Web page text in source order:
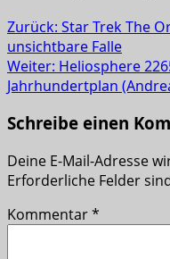
Zurück: Star Trek The
unsichtbare Falle
Weiter: Heliosphere
Jahrhundertplan
Schreibe einen
Deine E-Mail-Adresse
Erforderliche Felder
Kommentar*